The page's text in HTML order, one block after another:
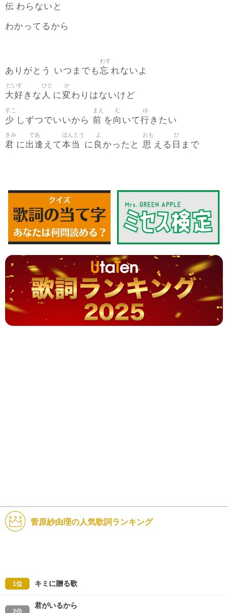
伝 わらないと
わかってるから
ありがとう いつまでも忘
わす
れないよ
大好
だいす
きな 人
ひと
に変
か
わりはないけど
少
すこ
しずつでいいから 前
まえ
を向
む
いて行
ゆ
きたい
君
きみ
に出逢
であ
えて本当
ほんとう
に 良
よ
かったと 思
おも
える 日
ひ
まで
菅原紗由理の人気歌詞ランキング
1位 キミに贈る歌
2位
君がいるから